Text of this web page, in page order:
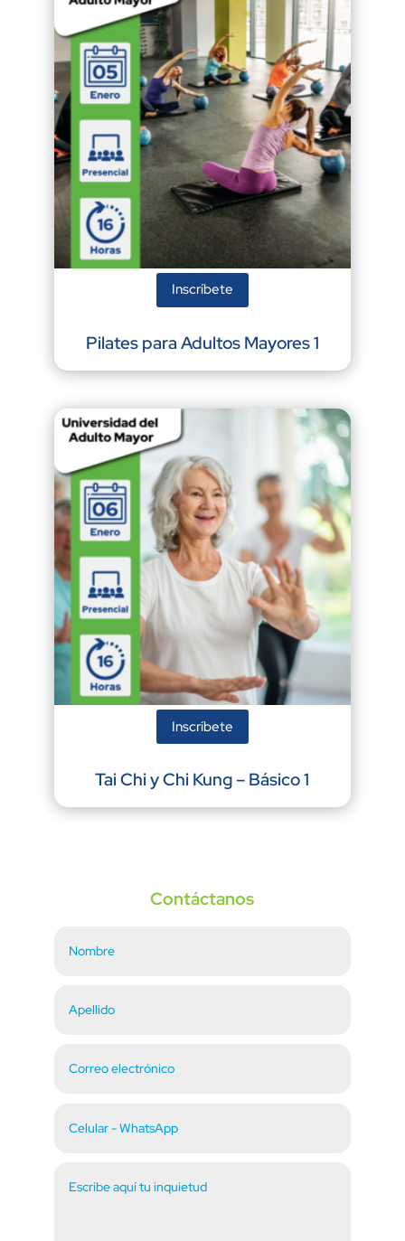
Inscríbete
Pilates para Adultos Mayores 1
Inscríbete
Tai Chi y Chi Kung – Básico 1
Contáctanos